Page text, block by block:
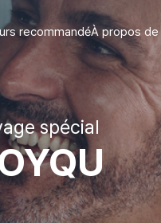
recommandéÀ propos de
spécial